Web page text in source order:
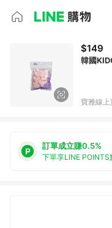
$149
韓國
寶雅線上
訂單成立賺0.5%
下單享LINE POINTS